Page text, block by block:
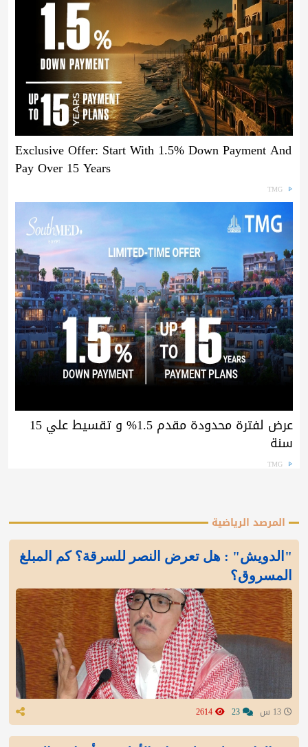
Exclusive Offer: Start With 1.5% Down Payment And
Pay Over 15 Years
TMG
عرض لفترة محدودة مقدم 1.5% و تقسيط علي 15
سنة
TMG
المرصد الرياضية
"الدويش" : هل تعرض النصر للسرقة؟ كم المبلغ
المسروق؟